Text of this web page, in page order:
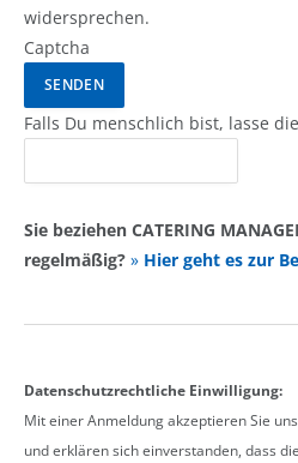
widersprechen.
Captcha
Falls Du menschlich bist, lasse
Sie beziehen CATERING
regelmäßig? » Hier geht es zur
Datenschutzrechtliche Einwilligung:
Mit einer Anmeldung akzeptieren Sie
und erklären sich einverstanden, dass